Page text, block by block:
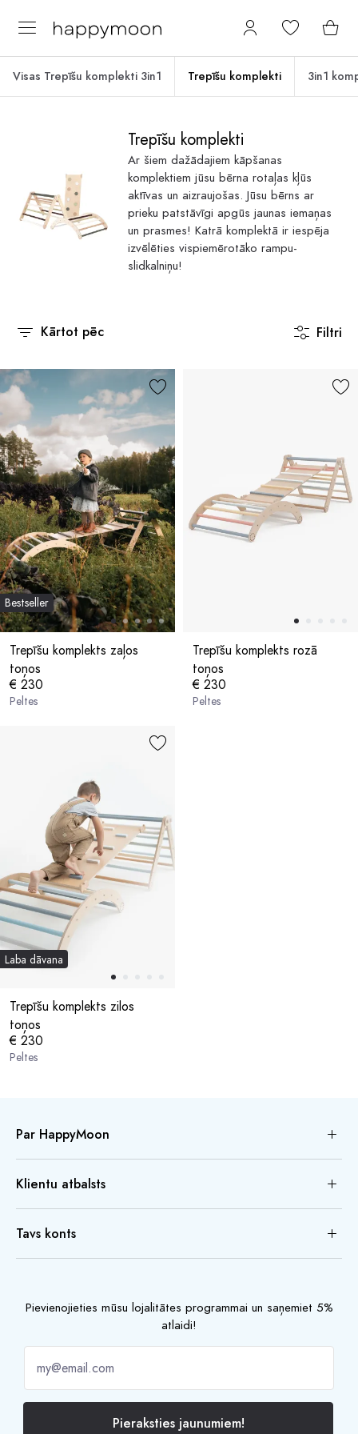
Visas Trepīšu komplekti 3in1 Trepīšu komplekti 3in1
Trepīšu komplekti
Ar šiem dažādajiem kāpšanas
komplektiem jūsu bērna rotaļas kļūs
aktīvas un aizraujošas. Jūsu bērns ar
prieku patstāvīgi apgūs jaunas iemaņas
un prasmes! Katrā komplektā ir iespēja
izvēlēties vispiemērotāko rampu-
slidkalniņu!
Kārtot pēc Filtri
Bestseller
Trepīšu komplekts zaļos
toņos
€ 230
Peltes
Trepīšu komplekts rozā
toņos
€ 230
Peltes
Laba dāvana
Trepīšu komplekts zilos
toņos
€ 230
Peltes
Par HappyMoon
Klientu atbalsts
Tavs konts
Pievienojieties mūsu lojalitātes programmai un saņemiet 5%
atlaidi!
Pieraksties jaunumiem!